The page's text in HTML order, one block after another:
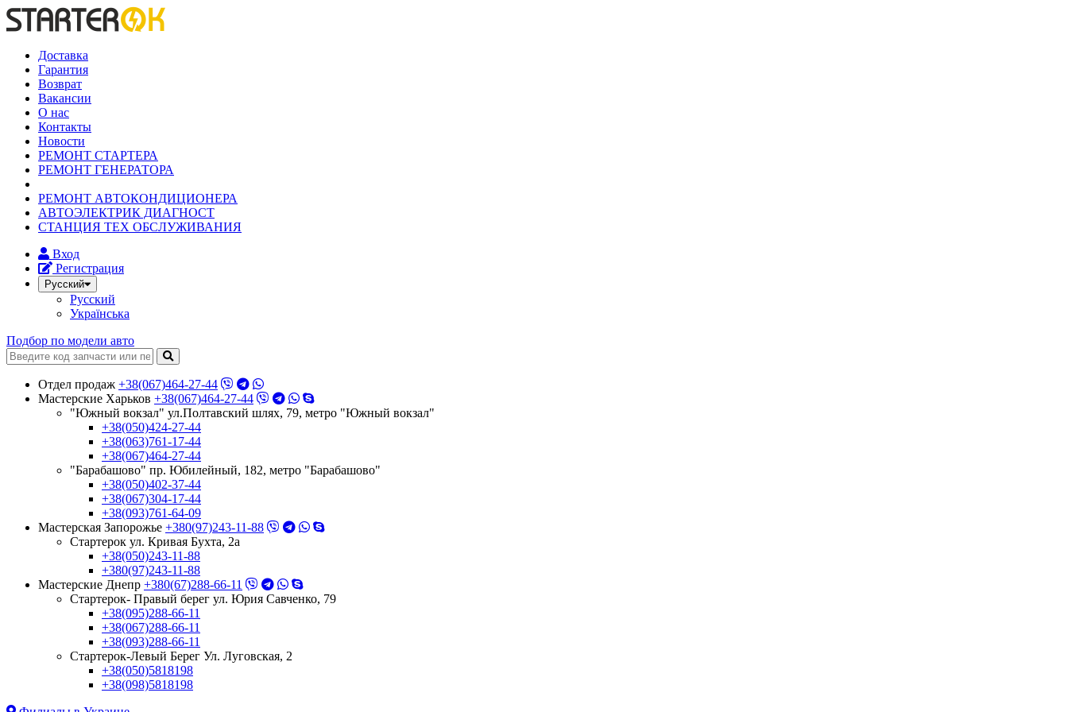
Доставка
Гарантия
Возврат
Вакансии
О нас
Контакты
Новости
РЕМОНТ СТАРТЕРА
РЕМОНТ ГЕНЕРАТОРА
РЕМОНТ АВТОКОНДИЦИОНЕРА
АВТОЭЛЕКТРИК ДИАГНОСТ
СТАНЦИЯ ТЕХ ОБСЛУЖИВАНИЯ
Вход
Регистрация
Русский
Русский
Українська
Подбор по модели авто
Отдел продаж +38(067)464-27-44
Мастерские Харьков +38(067)464-27-44
"Южный вокзал" ул.Полтавский шлях, 79, метро "Южный вокзал"
+38(050)424-27-44
+38(063)761-17-44
+38(067)464-27-44
"Барабашово" пр. Юбилейный, 182, метро "Барабашово"
+38(050)402-37-44
+38(067)304-17-44
+38(093)761-64-09
Мастерская Запорожье +380(97)243-11-88
Стартерок ул. Кривая Бухта, 2а
+38(050)243-11-88
+380(97)243-11-88
Мастерские Днепр +380(67)288-66-11
Стартерок- Правый берег ул. Юрия Савченко, 79
+38(095)288-66-11
+38(067)288-66-11
+38(093)288-66-11
Стартерок-Левый Берег Ул. Луговская, 2
+38(050)5818198
+38(098)5818198